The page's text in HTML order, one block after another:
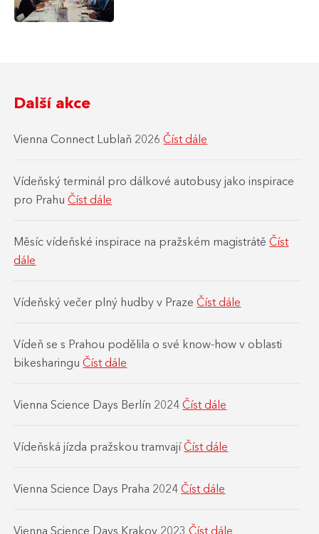
Další akce
Vienna Connect Lublaň 2026Číst dále
Vídeňský terminál pro dálkové autobusy jako inspirace
pro PrahuČíst dále
Měsíc vídeňské inspirace na pražském magistrátěČíst
dále
Vídeňský večer plný hudby v PrazeČíst dále
Vídeň se s Prahou podělila o své know-how v oblasti
bikesharinguČíst dále
Vienna Science Days Berlín 2024Číst dále
Vídeňská jízda pražskou tramvajíČíst dále
Vienna Science Days Praha 2024Číst dále
Vienna Science Days Krakov 2023Číst dále